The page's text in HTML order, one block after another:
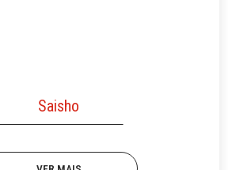
Saisho